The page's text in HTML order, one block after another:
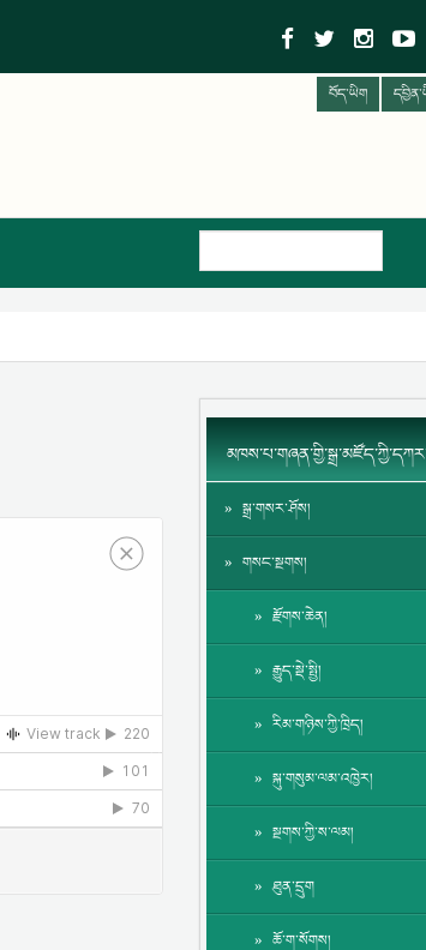
བོད་ཡིག
སྒྲ་གསར་ཤོས།
གསང་སྔགས།
རྫོགས་ཆེན།
རྒྱུད་སྡེ་སྤྱི།
རིམ་གཉིས་ཀྱི་ཁྲིད།
སྐུ་གསུམ་ལམ་འཁྱེར།
སྔགས་ཀྱི་ས་ལམ།
ཐུན་དྲུག
ཆོ་ག་སོགས།